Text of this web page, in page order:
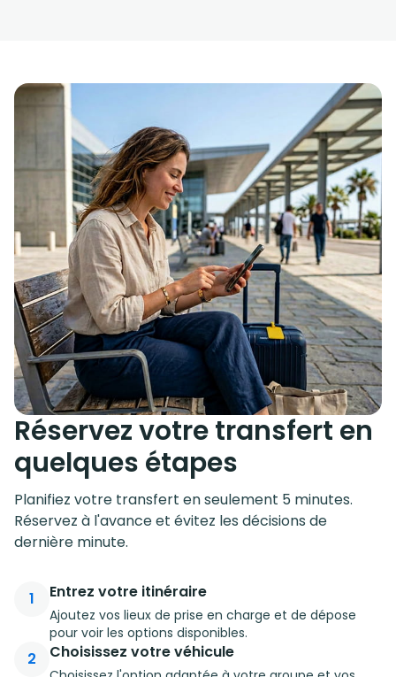
Réservez votre transfert en
quelques étapes
Planifiez votre transfert en seulement 5 minutes.
Réservez à l'avance et évitez les décisions de
dernière minute.
1 Entrez votre itinéraire
Ajoutez vos lieux de prise en charge et de dépose
pour voir les options disponibles.
2 Choisissez votre véhicule